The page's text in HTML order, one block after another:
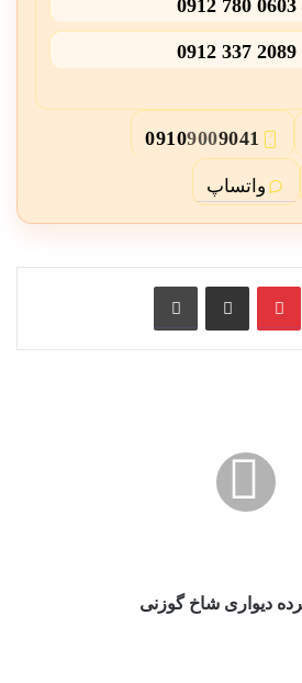
0912 780 0603
0912 337 2089
3
09109009041
واتساپ
پین ترست از طریق ایمیل به اشتراک بگذارید چاپ کنید
دیواری شاخ گوزنی